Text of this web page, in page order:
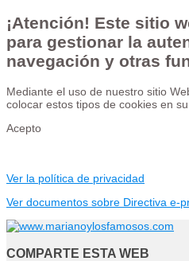
¡Atención! Este sitio
para gestionar la
navegación y otras
Mediante el uso de nuestro sitio
colocar estos tipos de cookies en su
Acepto
Ver la política de privacidad
Ver documentos sobre Directiva e-
COMPARTE ESTA WEB